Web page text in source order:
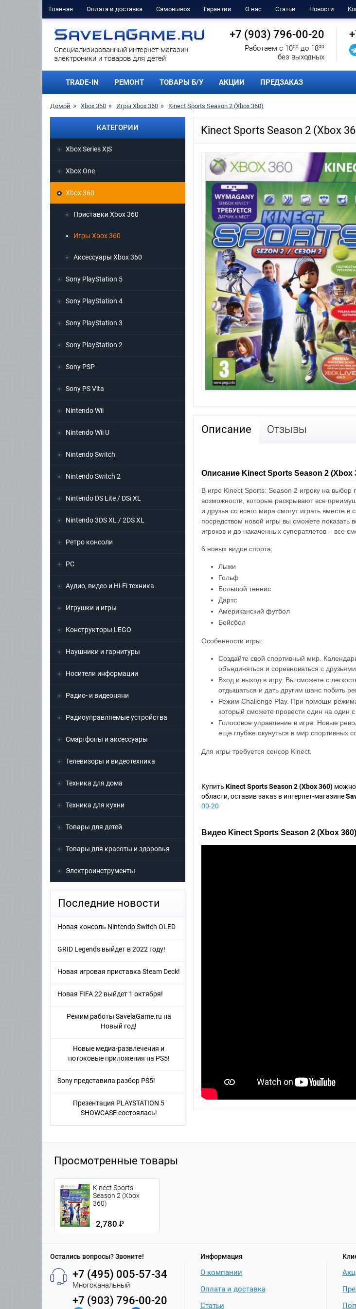
Главная Оплата и доставка Самовывоз Гарантии О нас Статьи Новости
Cпециализированный интернет-магазин
электроники и товаров для детей
+7 (903) 796-00-20
Работаем с 1000 до 1800
без выходных
TRADE-IN РЕМОНТ ТОВАРЫ Б/У АКЦИИ ПРЕДЗАКАЗ
Домой Xbox 360 Игры Xbox 360 Kinect Sports Season 2 (Xbox 360)
Kinect Sports Season 2 (Xbox
Описание Отзывы
Описание Kinect Sports Season 2 (Xbox
В игре Kinect Sports: Season 2 игроку на
возможности, которые раскрывают все
и друзья со всего мира смогут играть вместе
посредством новой игры вы сможете показать
игроков и до накаченных суператлетов – все
6 новых видов спорта:
Лыжи
Гольф
Большой теннис
Дартс
Американский футбол
Бейсбол
Особенности игры:
Создайте свой спортивный мир.
объединяться и соревноваться с
Вход и выход в игру. Вы сможете с
отдышаться и дать другим шанс побить
Режим Challenge Play. При помощи
который сможете провести один на один
Голосовое управление в игре. Новые
еще глубже окунуться в мир спортивных
Для игры требуется сенсор Kinect.
Купить Kinect Sports Season 2 (Xbox 360) можно
области, оставив заказ в интернет-магазине
00-20
Видео Kinect Sports Season 2 (Xbox 360)
КАТЕГОРИИ
Xbox Series X|S
Xbox One
Xbox 360
Приставки Xbox 360
Игры Xbox 360
Аксессуары Xbox 360
Sony PlayStation 5
Sony PlayStation 4
Sony PlayStation 3
Sony PlayStation 2
Sony PSP
Sony PS Vita
Nintendo Wii
Nintendo Wii U
Nintendo Switch
Nintendo Switch 2
Nintendo DS Lite / DSi XL
Nintendo 3DS XL / 2DS XL
Ретро консоли
PC
Аудио, видео и Hi-Fi техника
Игрушки и игры
Конструкторы LEGO
Наушники и гарнитуры
Носители информации
Радио- и видеоняни
Радиоуправляемые устройства
Смартфоны и аксессуары
Телевизоры и видеотехника
Техника для дома
Техника для кухни
Товары для детей
Товары для красоты и здоровья
Электроинструменты
Последние новости
Новая консоль Nintendo Switch OLED
GRID Legends выйдет в 2022 году!
Новая игровая приставка Steam Deck!
Новая FIFA 22 выйдет 1 октября!
Режим работы SavelaGame.ru на
Новый год!
Новые медиа-развлечения и
потоковые приложения на PS5!
Sony представила разбор PS5!
Презентация PLAYSTATION 5
SHOWCASE состоялась!
Просмотренные товары
Kinect Sports
Season 2 (Xbox
360)
2,780 ₽
Остались вопросы? Звоните!
+7 (495) 005-57-34
Многоканальный
+7 (903) 796-00-20
Информация
О компании
Оплата и доставка
Статьи